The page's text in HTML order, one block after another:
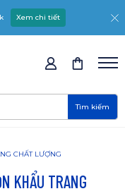
Xem chi tiết
Tìm kiếm
CHẤT LƯỢNG
KHẨU TRANG